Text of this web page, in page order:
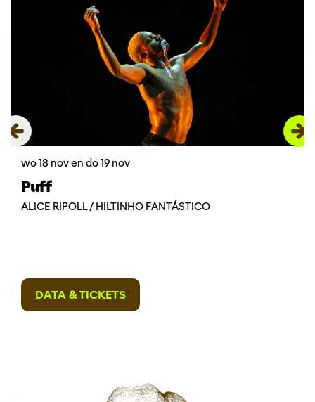
Puff
ALICE RIPOLL / HILTINHO FANTÁSTICO
wo 18 noven do 19 nov
DATA & TICKETS